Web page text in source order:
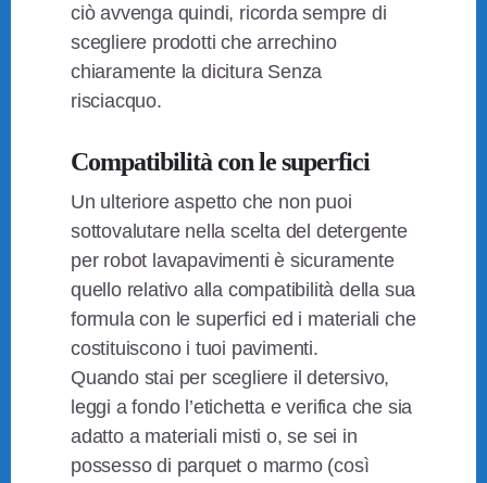
ciò avvenga quindi, ricorda sempre di
scegliere prodotti che arrechino
chiaramente la dicitura Senza
risciacquo.
Compatibilità con le superfici
Un ulteriore aspetto che non puoi
sottovalutare nella scelta del detergente
per robot lavapavimenti è sicuramente
quello relativo alla compatibilità della sua
formula con le superfici ed i materiali che
costituiscono i tuoi pavimenti.
Quando stai per scegliere il detersivo,
leggi a fondo l’etichetta e verifica che sia
adatto a materiali misti o, se sei in
possesso di parquet o marmo (così